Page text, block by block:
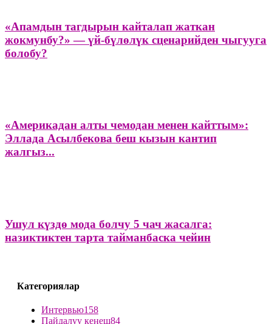
«Апамдын тагдырын кайталап жаткан
жокмунбу?» — үй-бүлөлүк сценарийден чыгууга
болобу?
«Америкадан алты чемодан менен кайттым»:
Эллада Асылбекова беш кызын кантип
жалгыз...
Ушул күздө мода болчу 5 чач жасалга:
назиктиктен тарта тайманбаска чейин
Категориялар
Интервью158
Пайдалуу кеңеш84